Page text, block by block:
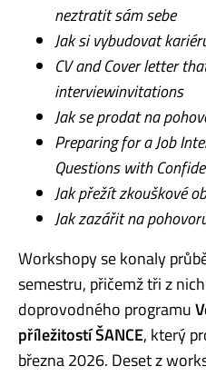
neztratit sám sebe
Jak si vybudovat
CV and Cover letter
interviewinvitations
Jak se prodat na
Preparing for a Job
Questions with
Jak přežít zkouškové
Jak zazářit na
Workshopy se konaly
semestru, přičemž tři z
doprovodného programu
příležitostí ŠANCE, který
března 2026. Deset z